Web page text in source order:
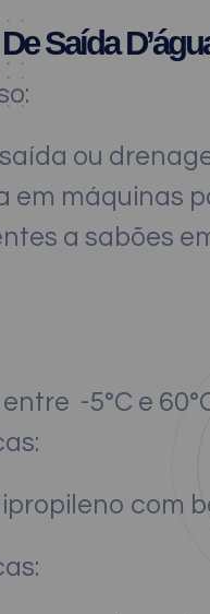
Saída
ou
em máquinas
a sabões
-5°C e
com